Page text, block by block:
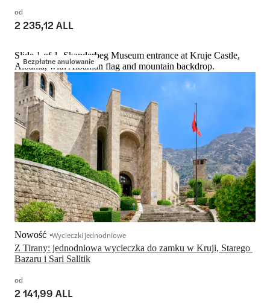
od
2 235,12 ALL
Bezpłatne anulowanie
Slide 1 of 1, Skanderbeg Museum entrance at Kruje Castle,
Albania, with Albanian flag and mountain backdrop.
Z Tirany: jednodniowa wycieczka do zamku w Kruji, Starego
Bazaru i Sari Salltik
Nowość Wycieczki jednodniowe
od
2 141,99 ALL